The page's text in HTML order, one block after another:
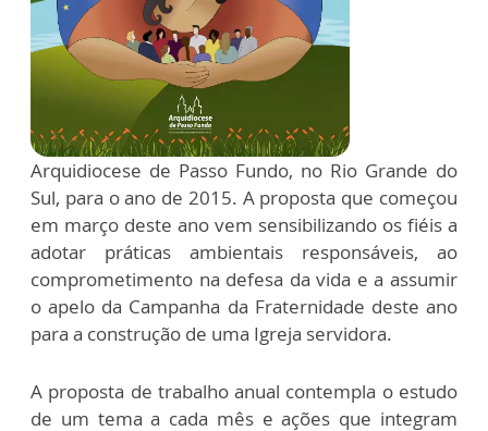
Arquidiocese de Passo Fundo, no Rio Grande do
Sul, para o ano de 2015. A proposta que começou
em março deste ano vem sensibilizando os fiéis a
adotar práticas ambientais responsáveis, ao
comprometimento na defesa da vida e a assumir
o apelo da Campanha da Fraternidade deste ano
para a construção de uma Igreja servidora.
A proposta de trabalho anual contempla o estudo
de um tema a cada mês e ações que integram